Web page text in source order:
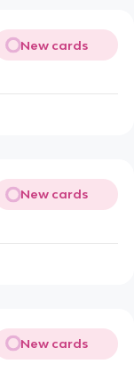
New cards
New cards
New cards